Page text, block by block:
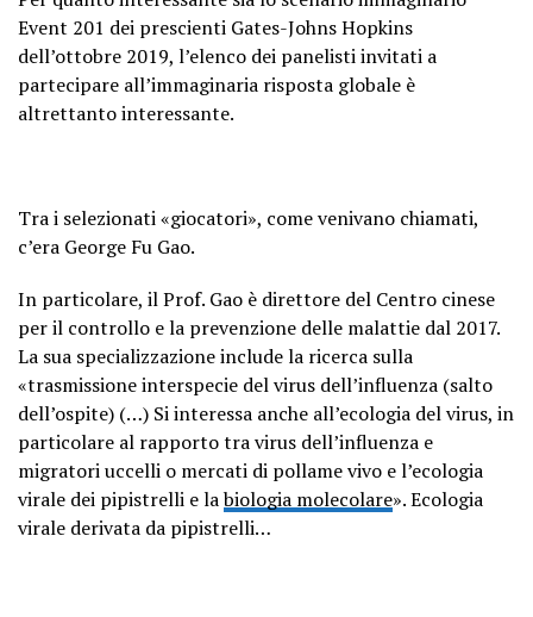
Event 201 dei prescienti Gates-Johns Hopkins
dell’ottobre 2019, l’elenco dei panelisti invitati a
partecipare all’immaginaria risposta globale è
altrettanto interessante.
Tra i selezionati «giocatori», come venivano chiamati,
c’era George Fu Gao.
In particolare, il Prof. Gao è direttore del Centro cinese
per il controllo e la prevenzione delle malattie dal 2017.
La sua specializzazione include la ricerca sulla
«trasmissione interspecie del virus dell’influenza (salto
dell’ospite) (…) Si interessa anche all’ecologia del virus, in
particolare al rapporto tra virus dell’influenza e
migratori uccelli o mercati di pollame vivo e l’ecologia
virale dei pipistrelli e labiologia molecolare». Ecologia
virale derivata da pipistrelli…